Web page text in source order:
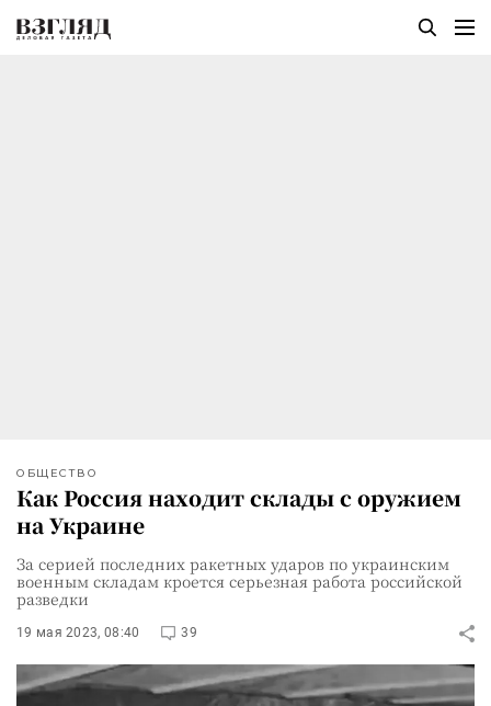
ОБЩЕСТВО
Как Россия находит склады с оружием
на Украине
За серией последних ракетных ударов по украинским
военным складам кроется серьезная работа российской
разведки
19 мая 2023, 08:40 39